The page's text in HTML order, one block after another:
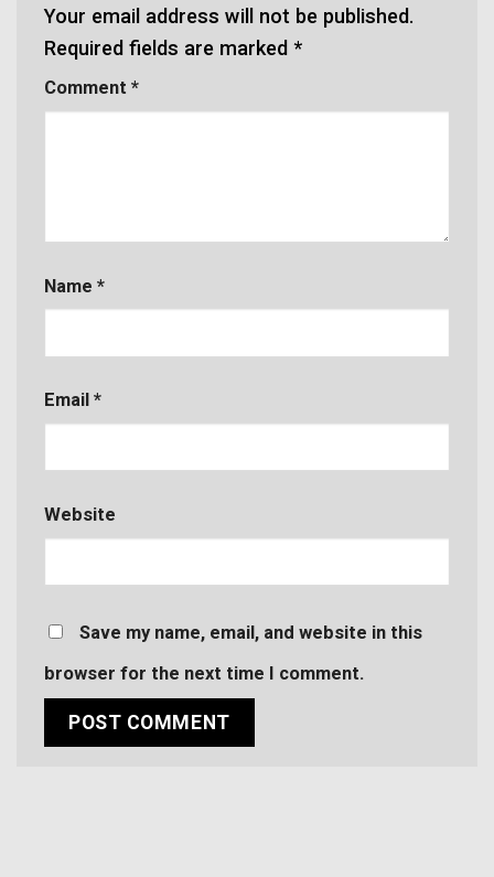
Your email address will not be published.
Required fields are marked *
Comment *
Name *
Email *
Website
Save my name, email, and website in this
browser for the next time I comment.